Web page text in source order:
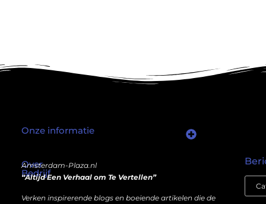
Over
Bedrijf
Amsterdam-Plaza.nl
“Altijd Een Verhaal om Te Vertellen”
Verken inspirerende blogs en boeiende artikelen die de
Onze informatie